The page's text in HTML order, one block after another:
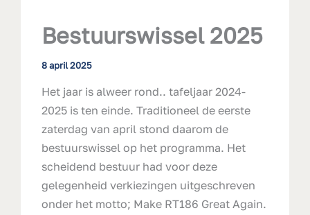
Bestuurswissel 2025
8 april 2025
Het jaar is alweer rond.. tafeljaar 2024-
2025 is ten einde. Traditioneel de eerste
zaterdag van april stond daarom de
bestuurswissel op het programma. Het
scheidend bestuur had voor deze
gelegenheid verkiezingen uitgeschreven
onder het motto; Make RT186 Great Again.